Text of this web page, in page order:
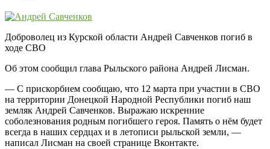
Доброволец из Курской области Андрей Савченков погиб в
ходе СВО
Об этом сообщил глава Рыльского района Андрей Лисман.
— С прискорбием сообщаю, что 12 марта при участии в СВО
на территории Донецкой Народной Республики погиб наш
земляк Андрей Савченков. Выражаю искренние
соболезнования родным погибшего героя. Память о нём будет
всегда в наших сердцах и в летописи рыльской земли, —
написал Лисман на своей странице Вконтакте.